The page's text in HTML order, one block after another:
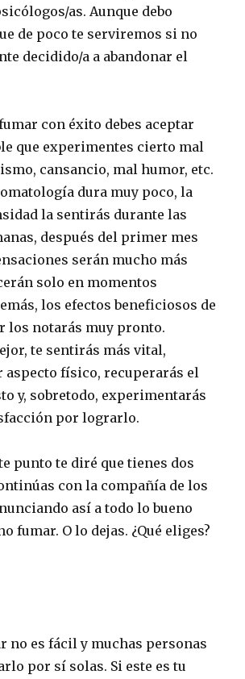
as. Aunque debo
de poco te serviremos si no
decidido/a a abandonar el
con éxito debes aceptar
que experimentes cierto mal
cansancio, mal humor, etc.
dura muy poco, la
la sentirás durante las
después del primer mes
serán mucho más
solo en momentos
los efectos beneficiosos de
los notarás muy pronto.
te sentirás más vital,
aspecto físico, recuperarás el
y, sobretodo, experimentarás
por lograrlo.
punto te diré que tienes dos
con la compañía de los
así a todo lo bueno
fumar. O lo dejas. ¿Qué eliges?
no es fácil y muchas personas
por sí solas. Si este es tu